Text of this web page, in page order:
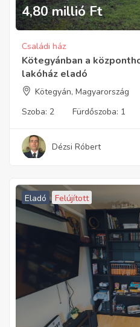
4,80 millió Ft
Családi ház
Kötegyánban a
lakóház eladó
Kötegyán, Magyarország
Szoba: 2 Fürdőszoba: 1
Dézsi Róbert
Eladó Felújított